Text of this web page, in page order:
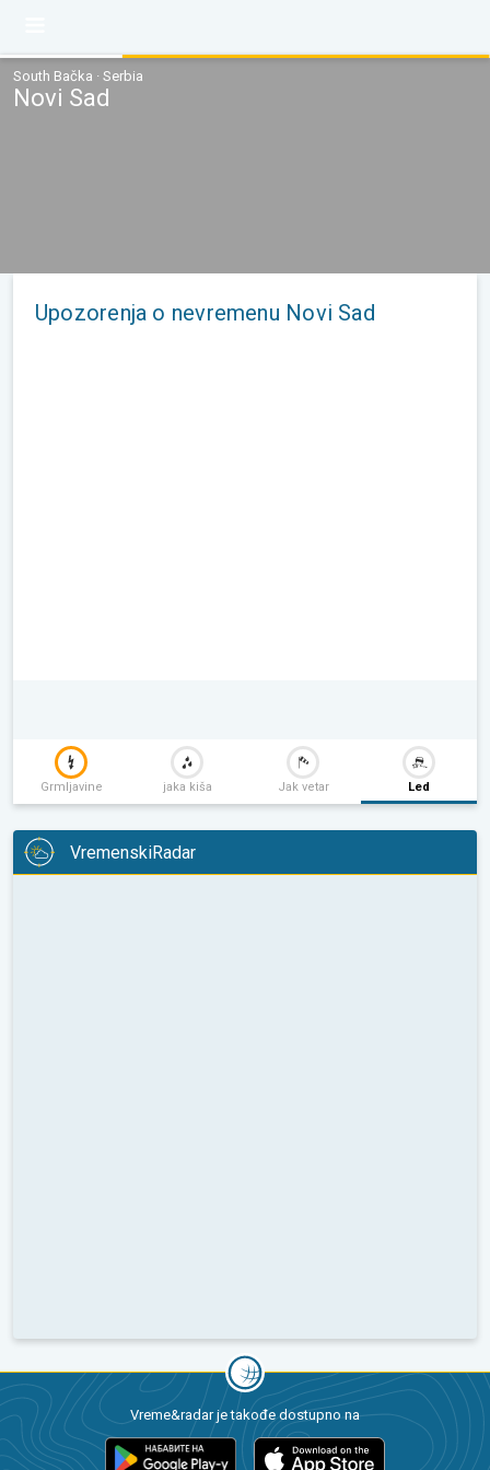
South Bačka · Serbia
Novi Sad
Upozorenja o nevremenu Novi Sad
Grmljavine jaka kiša Jak vetar Led
VremenskiRadar
Vreme&radar je takođe dostupno na